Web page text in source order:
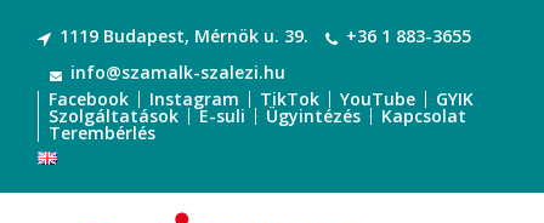
1119 Budapest, Mérnök u. 39.
+36 1 883-3655
info@szamalk-szalezi.hu
Facebook
Instagram TikTok YouTube GYIK
Szolgáltatások E-suli Ügyintézés Kapcsolat
Terembérlés